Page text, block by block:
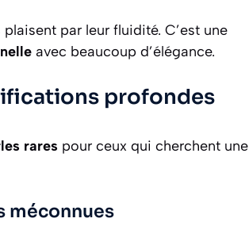
par leur fluidité. C’est une
avec beaucoup d’élégance.
profondes
rares pour ceux qui cherchent une
méconnues